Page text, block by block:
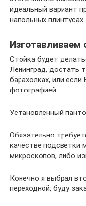
идеальный вариант
напольных плинтусах.
Изготавливаем
Стойка будет
Ленинград, достать
барахолках, или
фотографией:
Установленный
Обязательно
качестве подсветки
микроскопов, либо
Конечно я выбрал
переходной, буду